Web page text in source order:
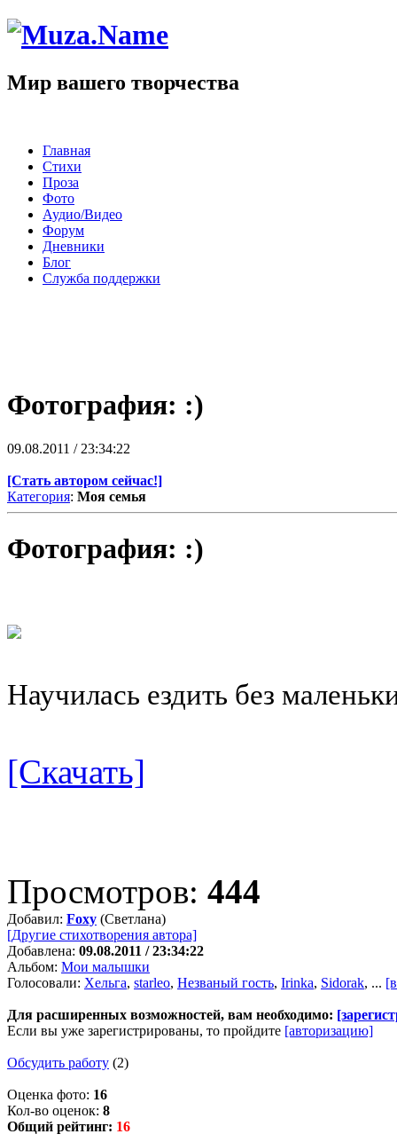
Мир вашего творчества
Главная
Стихи
Проза
Фото
Аудио/Видео
Форум
Дневники
Блог
Служба поддержки
Фотография: :)
09.08.2011 / 23:34:22
[Стать автором сейчас!]
Категория: Моя семья
Фотография: :)
Научилась ездить без
[Скачать]
Просмотров: 444
Добавил: Foxy (Светлана)
[Другие стихотворения автора]
Добавлена: 09.08.2011 / 23:34:22
Альбом: Мои малышки
Голосовали: Хельга, starleо, Незваный гость, Irinka, Sidorak, ...
Для расширенных возможностей, вам необходимо:
Если вы уже зарегистрированы, то пройдите [авторизацию]
Обсудить работу (2)
Оценка фото: 16
Кол-во оценок: 8
Общий рейтинг: 16